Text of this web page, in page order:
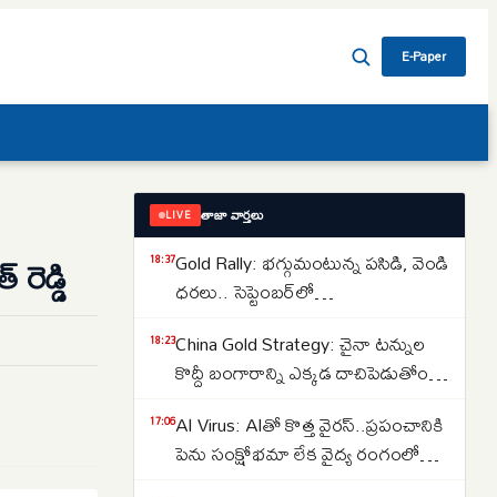
E-Paper
LIVE తాజా వార్తలు
18:37Gold Rally: భగ్గుమంటున్న పసిడి, వెండి
ధరలు.. సెప్టెంబర్‌లో
18:23China Gold Strategy: చైనా టన్నుల
కొద్దీ బంగారాన్ని ఎక్కడ దాచిపెడుతోందో
వెనుక అసలు కథ ఇదే..
17:06AI Virus: AIతో కొత్త వైరస్‌..ప్రపంచానికి
పెను సంక్షోభమా లేక వైద్య రంగంలో